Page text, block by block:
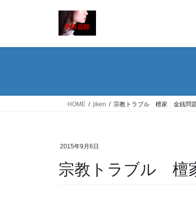
HOME jiken 宗教トラブル 檀家 金銭問
2015年9月6日
宗教トラブル